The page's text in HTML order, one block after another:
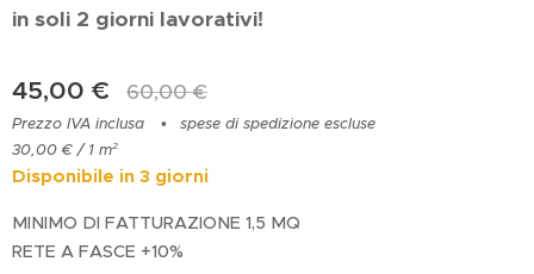
in soli 2 giorni lavorativi!
45,00 € 60,00€
Prezzo IVA inclusa
spese di spedizione escluse
30,00 € / 1 m²
Disponibile in 3 giorni
MINIMO DI FATTURAZIONE 1,5 MQ
RETE A FASCE +10%